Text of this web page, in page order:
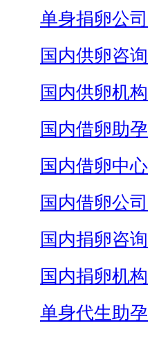
单身捐卵公司
国内供卵咨询
国内供卵机构
国内借卵助孕
国内借卵中心
国内借卵公司
国内捐卵咨询
国内捐卵机构
单身代生助孕